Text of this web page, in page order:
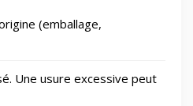
797
(emballage,
Une usure excessive peut